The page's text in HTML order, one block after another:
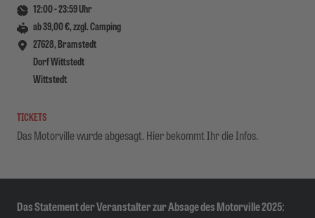
12:00-23:59Uhr
ab 39,00 €, zzgl. Camping
27628, Bramstedt
Dorf Wittstedt
Wittstedt
TICKETS
Das Motorville wurde abgesagt. Hier bekommt Ihr die Infos.
Das Statement der Veranstalter zur Absage des Motorville 2025: